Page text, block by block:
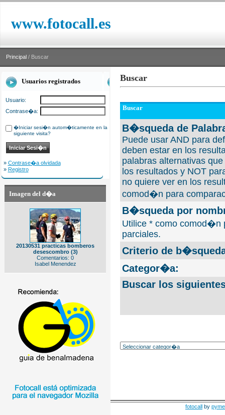
www.fotocall.es
Principal / Buscar
Usuarios registrados
Usuario:
Contrase�a:
�Iniciar sesi�n autom�ticamente en la
siguiente visita?
» Contrase�a olvidada
» Registro
Imagen del d�a
20130531 practicas bomberos
desescombro (3)
Comentarios: 0
Isabel Menendez
Buscar
Buscar
B�squeda de
Puede usar AND para
deben estar en los
palabras alternativas
los resultados y NOT
no quiere ver en los
comod�n para
B�squeda por
Utilice * como comod�n
parciales.
Criterio de
Categor�a:
Buscar los
fotocall by